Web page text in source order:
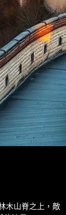
木山脊之上，敵